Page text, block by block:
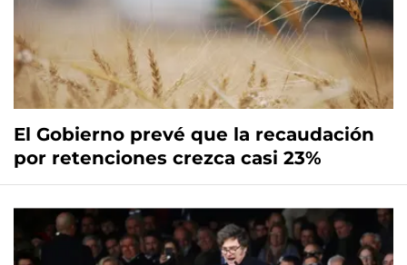
El Gobierno prevé que la recaudación
por retenciones crezca casi 23%